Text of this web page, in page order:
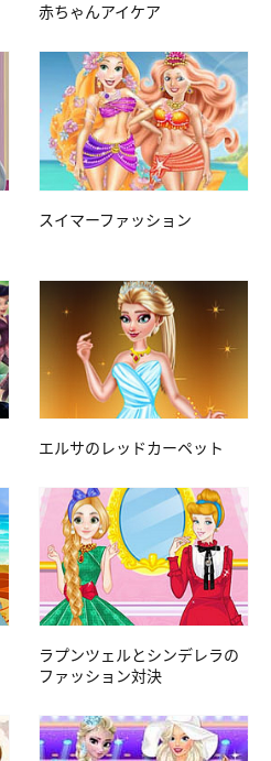
赤ちゃんアイケア
スイマーファッション
エルサのレッドカーペット
ラプンツェルとシンデレラの
ファッション対決